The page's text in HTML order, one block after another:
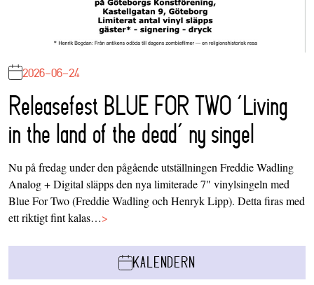
2026-06-24
Releasefest BLUE FOR TWO ‘Living
in the land of the dead’ ny singel
Nu på fredag under den pågående utställningen Freddie Wadling
Analog + Digital släpps den nya limiterade 7" vinylsingeln med
Blue For Two (Freddie Wadling och Henryk Lipp). Detta firas med
ett riktigt fint kalas…>
KALENDERN